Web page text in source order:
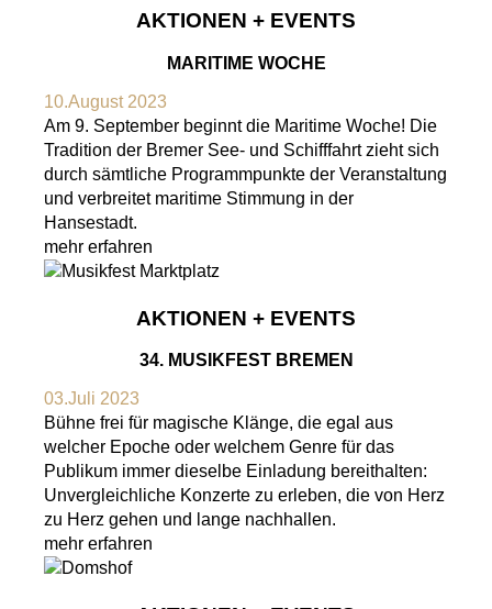
AKTIONEN + EVENTS
MARITIME WOCHE
10.August 2023
Am 9. September beginnt die Maritime Woche! Die
Tradition der Bremer See- und Schifffahrt zieht sich
durch sämtliche Programmpunkte der Veranstaltung
und verbreitet maritime Stimmung in der
Hansestadt.
mehr erfahren
AKTIONEN + EVENTS
34. MUSIKFEST BREMEN
03.Juli 2023
Bühne frei für magische Klänge, die egal aus
welcher Epoche oder welchem Genre für das
Publikum immer dieselbe Einladung bereithalten:
Unvergleichliche Konzerte zu erleben, die von Herz
zu Herz gehen und lange nachhallen.
mehr erfahren